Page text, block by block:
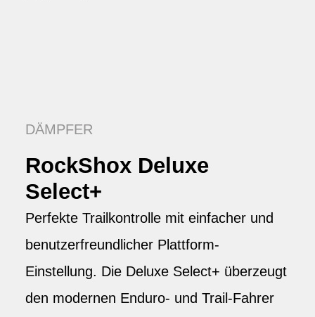
DÄMPFER
RockShox Deluxe
Select+
Perfekte Trailkontrolle mit einfacher und
benutzerfreundlicher Plattform-
Einstellung. Die Deluxe Select+ überzeugt
den modernen Enduro- und Trail-Fahrer